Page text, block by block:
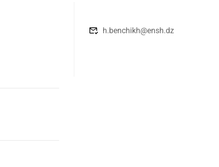
h.benchikh@ensh.dz